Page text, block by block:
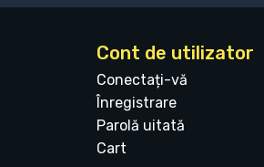
Cont de utilizator
Conectați-vă
Înregistrare
Parolă uitată
Cart